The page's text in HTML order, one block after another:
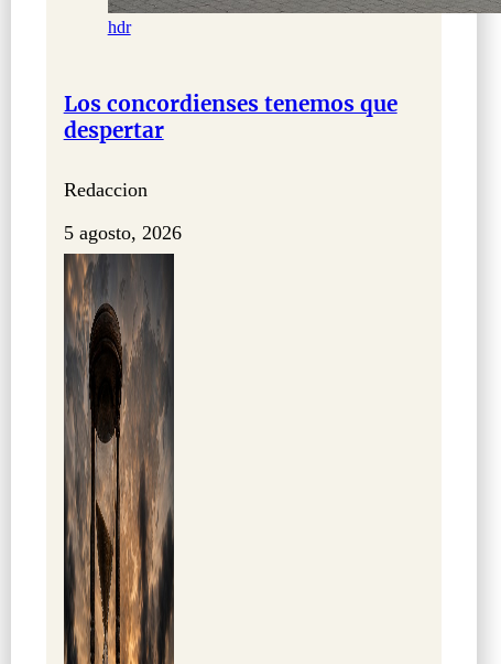
hdr
Los concordienses tenemos que
despertar
Redaccion
5 agosto, 2026